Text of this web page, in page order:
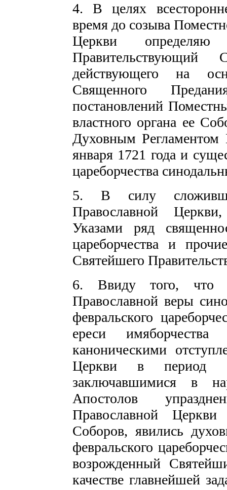
4. В целях
время до созыва
Церкви
действующего на
Священного
постановлений
властного органа ее
Духовным Регламентом
января 1721 года и
цареборчества
5. В силу
Православной
Указами ряд
цареборчества и
Святейшего
6. Ввиду того, что
Православной веры
февральского
ереси
каноническими
Церкви в период
заключавшимися в
Апостолов
Православной
Соборов, явились
февральского
возрожденный
качестве главнейшей